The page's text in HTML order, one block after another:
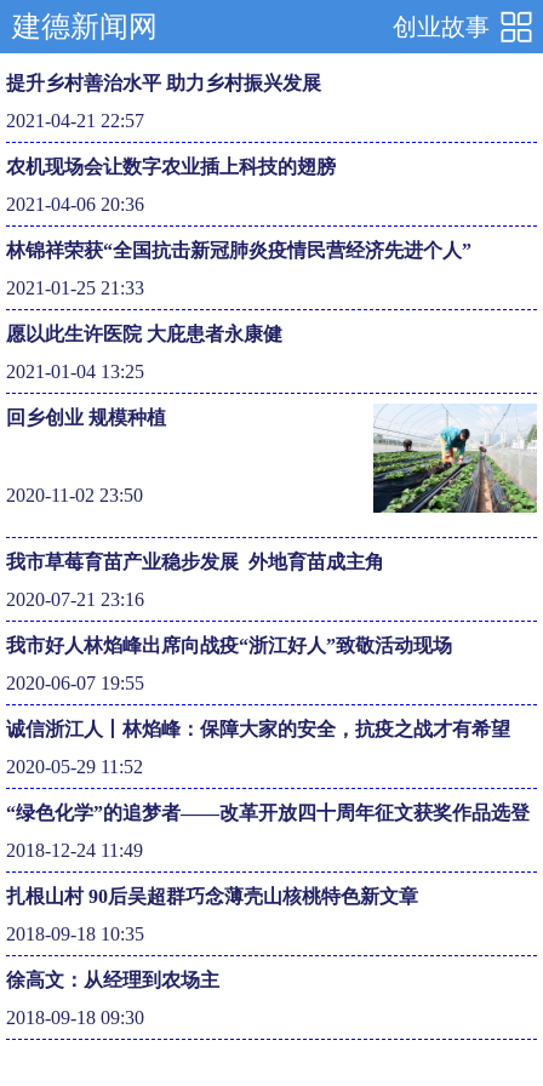
创业故事
建德新闻网
提升乡村善治水平 助力乡村振兴发展
2021-04-21 22:57
农机现场会让数字农业插上科技的翅膀
2021-04-06 20:36
林锦祥荣获“全国抗击新冠肺炎疫情民营经济先进个人”
2021-01-25 21:33
愿以此生许医院 大庇患者永康健
2021-01-04 13:25
回乡创业 规模种植
2020-11-02 23:50
我市草莓育苗产业稳步发展 外地育苗成主角
2020-07-21 23:16
我市好人林焰峰出席向战疫“浙江好人”致敬活动现场
2020-06-07 19:55
诚信浙江人丨林焰峰：保障大家的安全，抗疫之战才有希望
2020-05-29 11:52
“绿色化学”的追梦者——改革开放四十周年征文获奖作品选登
2018-12-24 11:49
扎根山村 90后吴超群巧念薄壳山核桃特色新文章
2018-09-18 10:35
徐高文：从经理到农场主
2018-09-18 09:30